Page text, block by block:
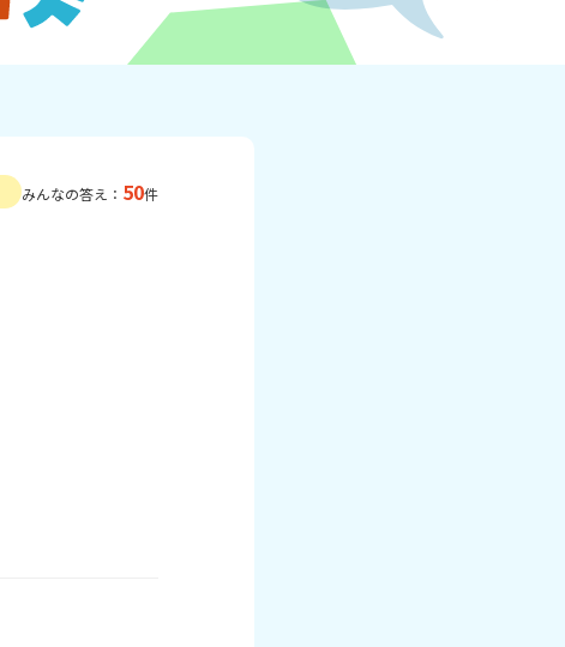
みんなの答え： 50件